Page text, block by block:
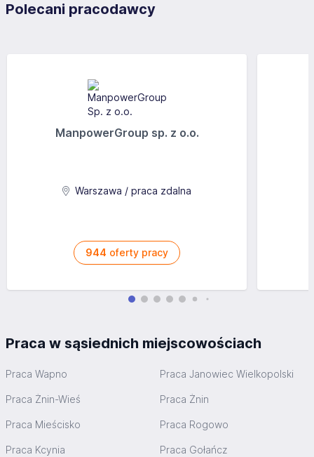
Polecani pracodawcy
ManpowerGroup sp. z o.o.
Warszawa / praca zdalna
944 oferty pracy
Praca w sąsiednich miejscowościach
Praca Wapno Praca Janowiec Wielkopolski
Praca Żnin-Wieś Praca Żnin
Praca Mieścisko Praca Rogowo
Praca Kcynia Praca Gołańcz